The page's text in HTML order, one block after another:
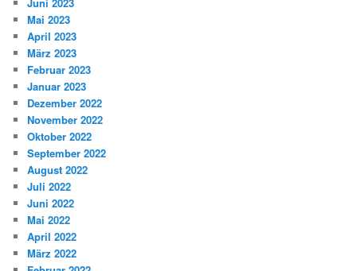
Juni 2023
Mai 2023
April 2023
März 2023
Februar 2023
Januar 2023
Dezember 2022
November 2022
Oktober 2022
September 2022
August 2022
Juli 2022
Juni 2022
Mai 2022
April 2022
März 2022